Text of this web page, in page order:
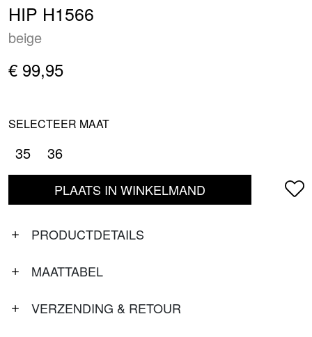
HIP H1566
beige
€ 99,95
SELECTEER MAAT
35 36
PLAATS IN WINKELMAND
PRODUCTDETAILS
MAATTABEL
VERZENDING & RETOUR